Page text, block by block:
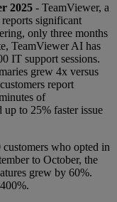
2025 - TeamViewer, a
significant
only three months
TeamViewer AI has
IT support sessions.
grew 4x versus
report
of
to 25% faster issue
customers who opted in
to October, the
grew by 60%.